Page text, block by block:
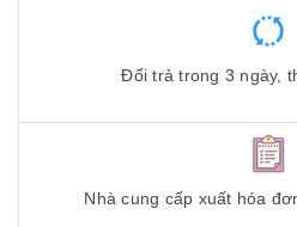
Đổi trả trong 3 ngày,
Nhà cung cấp xuất hóa